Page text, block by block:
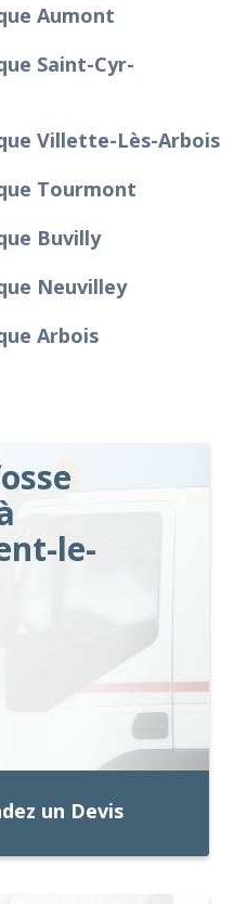
Aumont
Saint-Cyr-
Villette-Lès-Arbois
Tourmont
Buvilly
Neuvilley
Arbois
le-
un Devis